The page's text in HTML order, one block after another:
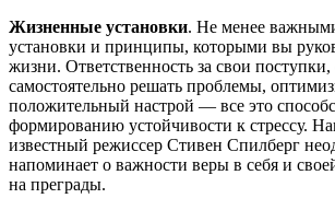
Жизненные установки. Не менее
установки и принципы, которыми вы
жизни. Ответственность за свои поступки,
самостоятельно решать проблемы,
положительный настрой — все это
формированию устойчивости к стрессу.
известный режиссер Стивен Спилберг
напоминает о важности веры в себя и
на преграды.